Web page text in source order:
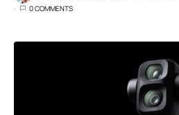
0 COMMENTS